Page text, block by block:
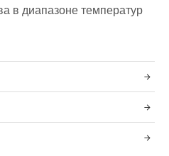
в диапазоне температур